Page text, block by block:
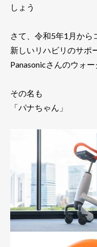
しょう
さて、令和5年1月から
新しいリハビリのサポ
Panasonicさんのウォ
その名も
「パナちゃん」